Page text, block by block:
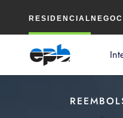
RESIDENCIAL
principal